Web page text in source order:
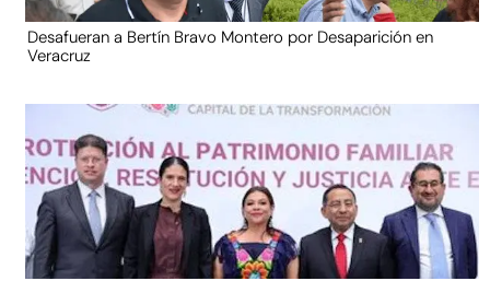
Desafueran a Bertín Bravo Montero por Desaparición en
Veracruz